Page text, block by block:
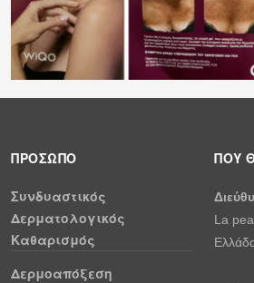
ΠΡΌΣΩΠΟ
Συνδυαστικός
Δερματολογικός
Καθαρισμός
Δερμοαπόξεση
ΠΟΎ
La